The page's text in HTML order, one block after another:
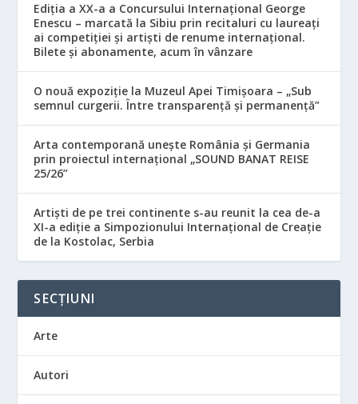
Ediția a XX-a a Concursului Internațional George
Enescu – marcată la Sibiu prin recitaluri cu laureați
ai competiției și artiști de renume internațional.
Bilete și abonamente, acum în vânzare
O nouă expoziție la Muzeul Apei Timișoara – „Sub
semnul curgerii. Între transparență și permanență”
Arta contemporană unește România și Germania
prin proiectul internațional „SOUND BANAT REISE
25/26”
Artiști de pe trei continente s-au reunit la cea de-a
XI-a ediție a Simpozionului Internațional de Creație
de la Kostolac, Serbia
SECȚIUNI
Arte
Autori